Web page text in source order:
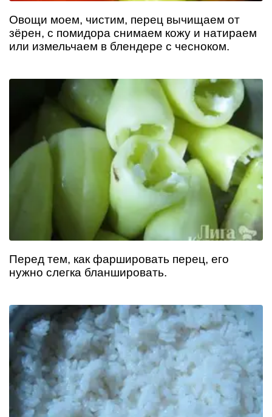
Овощи моем, чистим, перец вычищаем от
зёрен, с помидора снимаем кожу и натираем
или измельчаем в блендере с чесноком.
Перед тем, как фаршировать перец, его
нужно слегка бланшировать.